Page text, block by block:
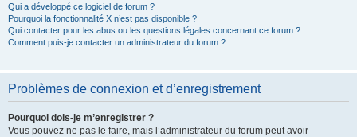
Qui a développé ce logiciel de forum ?
Pourquoi la fonctionnalité X n’est pas disponible ?
Qui contacter pour les abus ou les questions légales concernant ce forum ?
Comment puis-je contacter un administrateur du forum ?
Problèmes de connexion et d’enregistrement
Pourquoi dois-je m’enregistrer ?
Vous pouvez ne pas le faire, mais l’administrateur du forum peut avoir